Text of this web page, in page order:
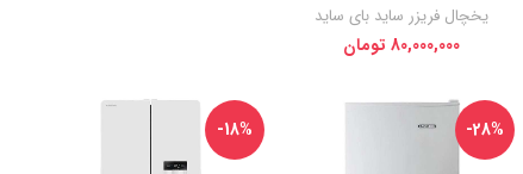
یخچال فریزر ساید بای ساید
80,000,000 تومان
-28%
-18%